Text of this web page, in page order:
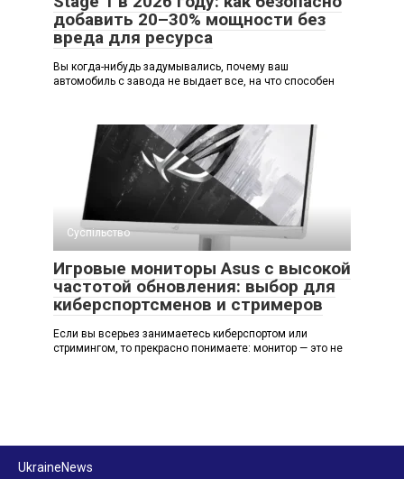
добавить 20–30% мощности без
вреда для ресурса
Вы когда-нибудь задумывались, почему ваш
автомобиль с завода не выдает все, на что способен
Суспільство
Игровые мониторы Asus с высокой
частотой обновления: выбор для
киберспортсменов и стримеров
Если вы всерьез занимаетесь киберспортом или
стримингом, то прекрасно понимаете: монитор — это не
UkraineNews